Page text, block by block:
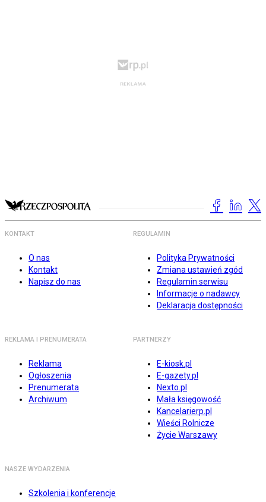
KONTAKT
O nas
Kontakt
Napisz do nas
REGULAMIN
Polityka Prywatności
Zmiana ustawień zgód
Regulamin serwisu
Informacje o nadawcy
Deklaracja dostępności
REKLAMA I PRENUMERATA
Reklama
Ogłoszenia
Prenumerata
Archiwum
PARTNERZY
E-kiosk.pl
E-gazety.pl
Nexto.pl
Mała księgowość
Kancelarierp.pl
Wieści Rolnicze
Życie Warszawy
NASZE WYDARZENIA
Szkolenia i konferencje